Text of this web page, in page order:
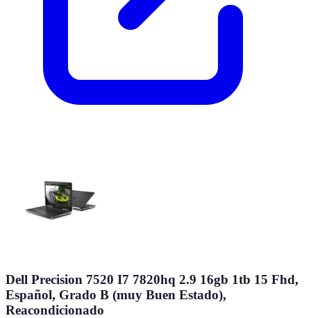
Dell Precision 7520 I7 7820hq 2.9 16gb 1tb 15 Fhd,
Español, Grado B (muy Buen Estado),
Reacondicionado